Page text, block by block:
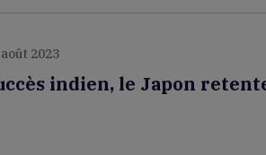
2023
indien, le Japon